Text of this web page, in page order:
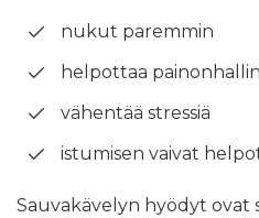
nukut paremmin
helpottaa
vähentää stressiä
istumisen vaivat
Sauvakävelyn hyödyt ovat